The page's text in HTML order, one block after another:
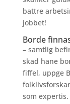
battre
jobbet!
Borde
– samtlig
skad hane
fiffel, uppge
som expertis.